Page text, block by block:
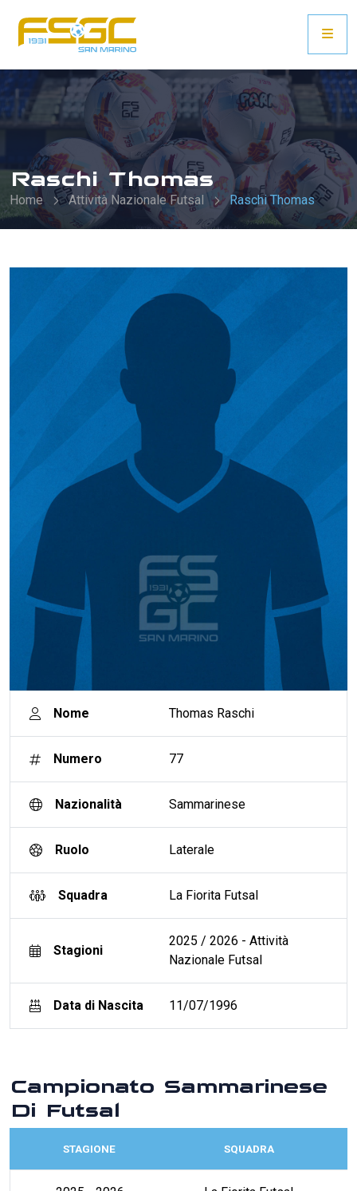
Raschi Thomas
Home Attività Nazionale Futsal Raschi Thomas
Nome Thomas Raschi
Numero 77
Nazionalità Sammarinese
Ruolo Laterale
Squadra La Fiorita Futsal
Stagioni
2025 / 2026 - Attività
Nazionale Futsal
Data di Nascita 11/07/1996
Campionato Sammarinese
Di Futsal
STAGIONE SQUADRA